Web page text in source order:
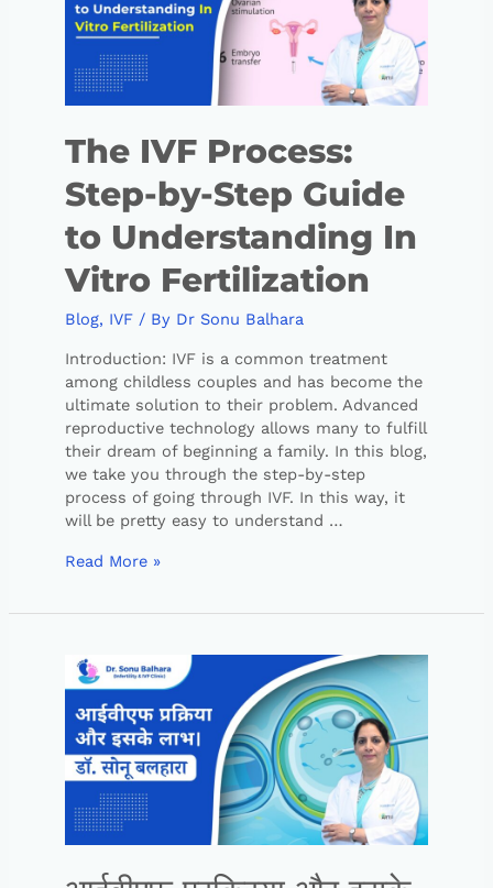
The IVF Process:
Step-by-Step Guide
to Understanding In
Vitro Fertilization
Blog, IVF/ By Dr Sonu Balhara
Introduction: IVF is a common treatment
among childless couples and has become the
ultimate solution to their problem. Advanced
reproductive technology allows many to fulfill
their dream of beginning a family. In this blog,
we take you through the step-by-step
process of going through IVF. In this way, it
will be pretty easy to understand …
Read More »